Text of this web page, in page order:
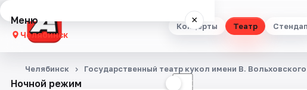
Концерты Театр Стендап
Меню ×
Челябинск
Концерты
Ночной режим ☾
Челябинск Государственный театр кукол имени В. Вольховского